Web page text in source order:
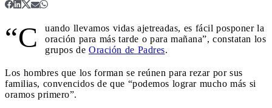
“C
uando llevamos vidas ajetreadas, es fácil posponer la
oración para más tarde o para mañana”, constatan los
grupos de Oración de Padres.
Los hombres que los forman se reúnen para rezar por sus
familias, convencidos de que “podemos lograr mucho más si
oramos primero”.